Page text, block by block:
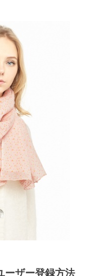
ーザー登録方法